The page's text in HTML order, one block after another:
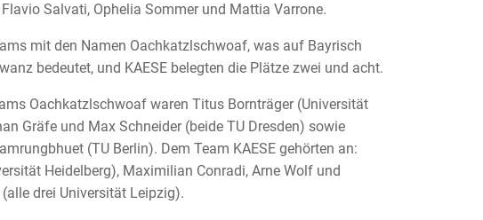
Salvati, Ophelia Sommer und Mattia Varrone.
mit den Namen Oachkatzlschwoaf, was auf Bayrisch
bedeutet, und KAESE belegten die Plätze zwei und acht.
Oachkatzlschwoaf waren Titus Bornträger (Universität
Gräfe und Max Schneider (beide TU Dresden) sowie
(TU Berlin). Dem Team KAESE gehörten an:
Heidelberg), Maximilian Conradi, Arne Wolf und
drei Universität Leipzig).